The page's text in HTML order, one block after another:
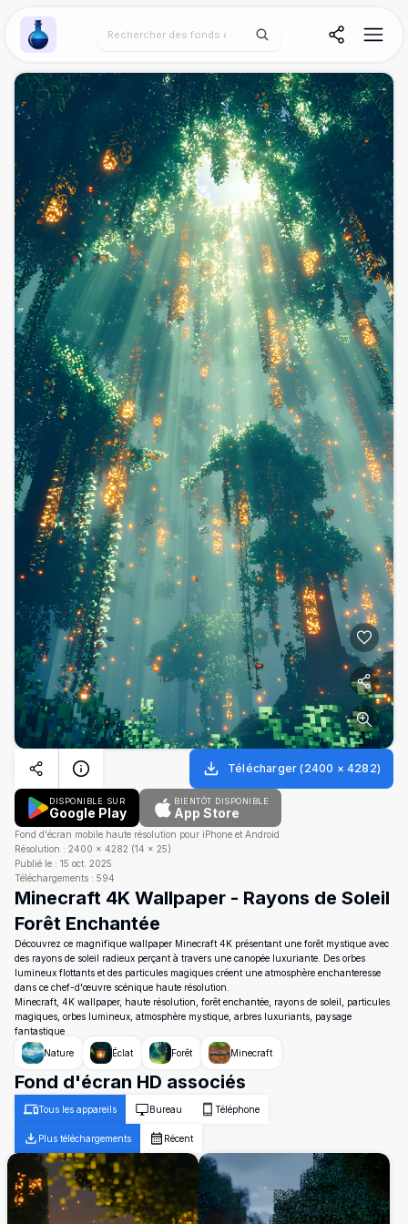
Wallpaper Alchemy
Télécharger (2400 × 4282)
DISPONIBLE SUR
Google Play
BIENTÔT DISPONIBLE
App Store
Fond d'écran mobile haute résolution pour iPhone et Android
Résolution : 2400 × 4282 (14 × 25)
Publié le : 15 oct. 2025
Téléchargements : 594
Minecraft 4K Wallpaper - Rayons de Soleil
Forêt Enchantée
Découvrez ce magnifique wallpaper Minecraft 4K présentant une forêt mystique avec
des rayons de soleil radieux perçant à travers une canopée luxuriante. Des orbes
lumineux flottants et des particules magiques créent une atmosphère enchanteresse
dans ce chef-d'œuvre scénique haute résolution.
Minecraft, 4K wallpaper, haute résolution, forêt enchantée, rayons de soleil, particules
magiques, orbes lumineux, atmosphère mystique, arbres luxuriants, paysage
fantastique
Nature
Éclat Forêt Minecraft
Fond d'écran HD associés
Tous les appareils Bureau Téléphone
Plus téléchargements Récent